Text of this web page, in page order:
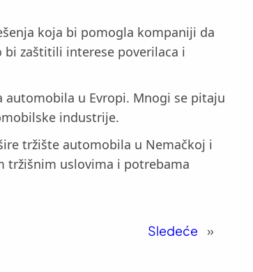
koja bi pomogla kompaniji da
bi zaštitili interese poverilaca i
automobila u Evropi. Mnogi se pitaju
industrije.
tržište automobila u Nemačkoj i
tržišnim uslovima i potrebama
Sledeće »